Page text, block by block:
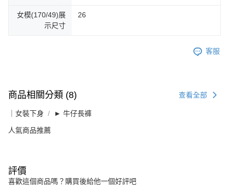
女模(170/49)展
示尺寸
26
客服
商品相關分類 (8) 查看全部
｜女裝下身 ► 牛仔長褲
人氣商品推薦
評價
喜歡這個商品嗎？購買後給他一個好評吧